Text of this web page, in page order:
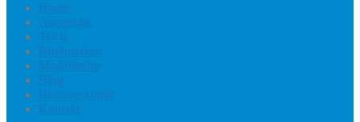
Home
Aquaristik
Teich
Briefmarken
Modellbahn
Blog
Benutzerkonto
Kontakt